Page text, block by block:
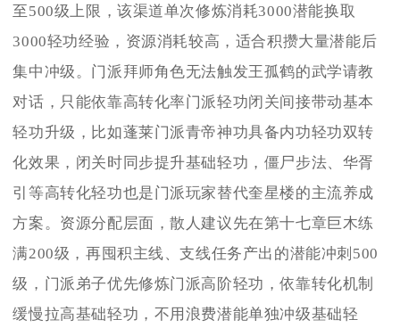
至500级上限，该渠道单次修炼消耗3000潜能换取
3000轻功经验，资源消耗较高，适合积攒大量潜能后
集中冲级。门派拜师角色无法触发王孤鹤的武学请教
对话，只能依靠高转化率门派轻功闭关间接带动基本
轻功升级，比如蓬莱门派青帝神功具备内功轻功双转
化效果，闭关时同步提升基础轻功，僵尸步法、华胥
引等高转化轻功也是门派玩家替代奎星楼的主流养成
方案。资源分配层面，散人建议先在第十七章巨木练
满200级，再囤积主线、支线任务产出的潜能冲刺500
级，门派弟子优先修炼门派高阶轻功，依靠转化机制
缓慢拉高基础轻功，不用浪费潜能单独冲级基础轻